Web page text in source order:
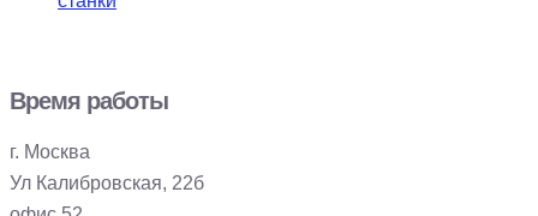
Время работы
г. Москва
Ул Калибровская, 22б